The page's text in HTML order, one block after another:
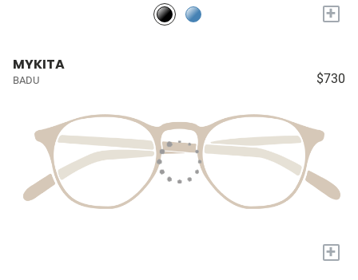
+
MYKITA
BADU $730
+